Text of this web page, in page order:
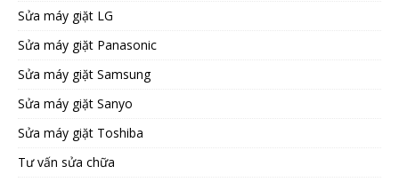
Sửa máy giặt LG
Sửa máy giặt Panasonic
Sửa máy giặt Samsung
Sửa máy giặt Sanyo
Sửa máy giặt Toshiba
Tư vấn sửa chữa